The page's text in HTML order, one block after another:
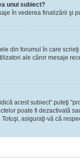
unui subiect?
în vederea finalizării şi
din forumul în care
ale căror mesaje
acest subiect” puteţi
poate fi dezactivată
asiguraţi-vă că